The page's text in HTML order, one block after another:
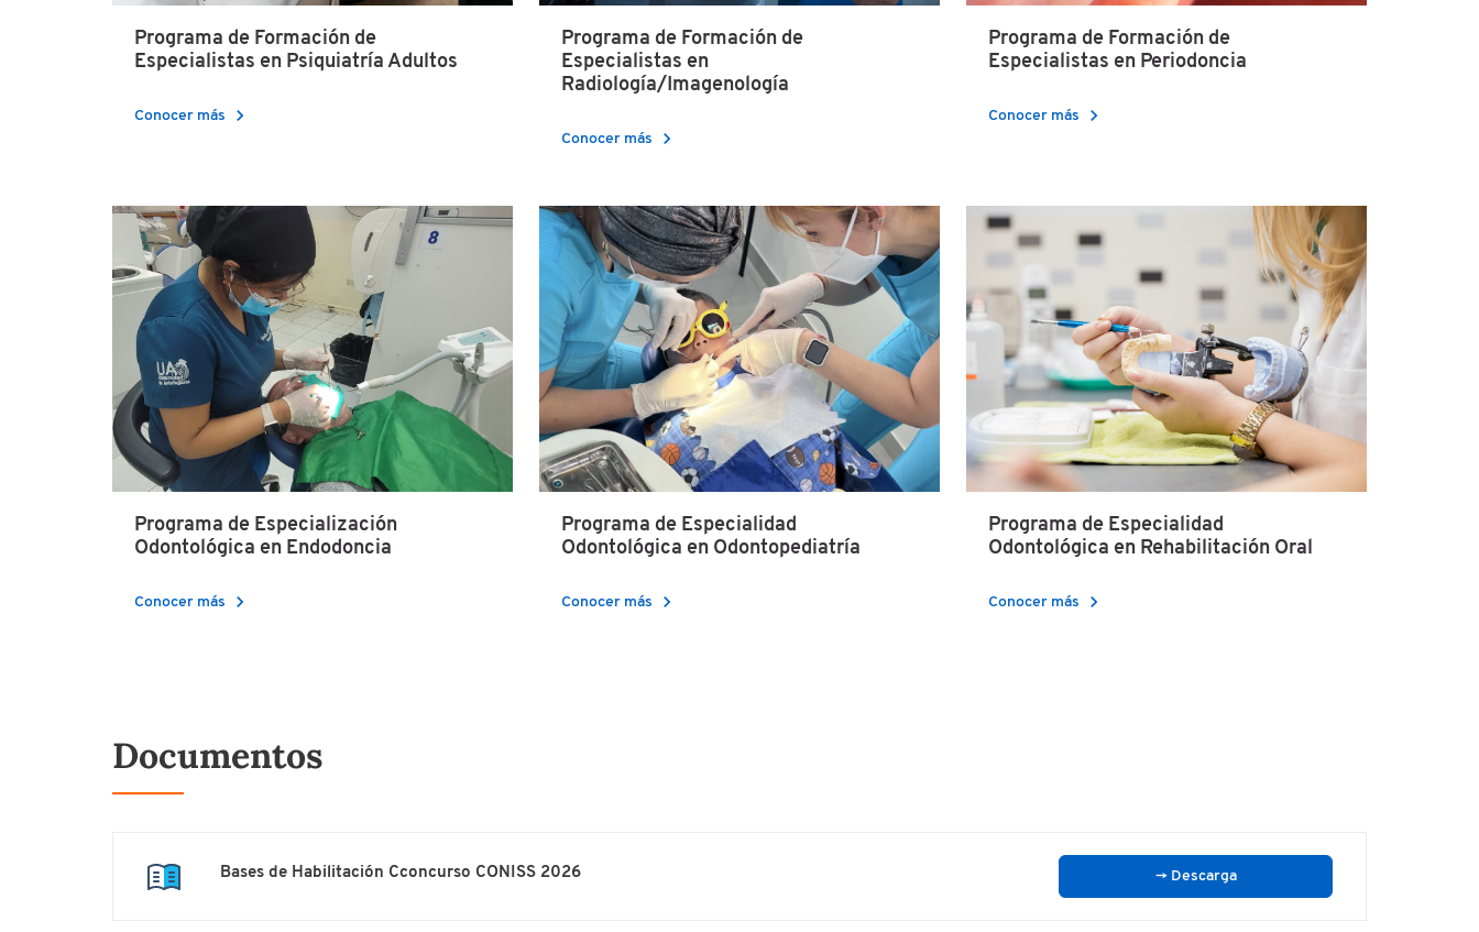
Programa de Formación de
Especialistas en Psiquiatría Adultos
Conocer más chevron_right
Programa de Formación de
Especialistas en
Radiología/Imagenología
Conocer más chevron_right
Programa de Formación de
Especialistas en Periodoncia
Conocer más chevron_right
Programa de Especialización
Odontológica en Endodoncia
Conocer más chevron_right
Programa de Especialidad
Odontológica en Odontopediatría
Conocer más chevron_right
Programa de Especialidad
Odontológica en Rehabilitación Oral
Conocer más chevron_right
Documentos
Bases de Habilitación Cconcurso CONISS 2026 → Descarga